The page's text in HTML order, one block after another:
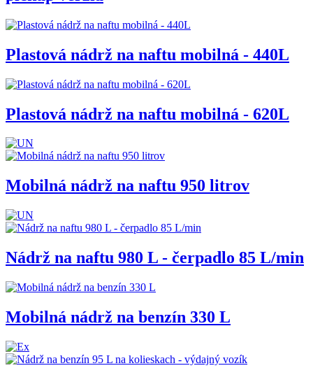
Plastová nádrž na naftu mobilná - 440L
Plastová nádrž na naftu mobilná - 620L
Mobilná nádrž na naftu 950 litrov
Nádrž na naftu 980 L - čerpadlo 85 L/min
Mobilná nádrž na benzín 330 L